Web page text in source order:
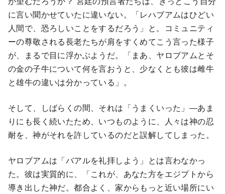
に言い聞かせていたに違いない。「レハブアムはひどい
人間で、恐ろしいことをするだろう」と。コミュニティ
ーの尊敬される長老たちが肩をすくめてこう言った様子
が、まるで目に浮かぶようだ。「まあ、ヤロブアムとそ
の金の子牛について何を言おうと、少なくとも彼は雌牛
と雄牛の違いは分かっている」。
そして、しばらくの間、それは「うまくいった」―あま
りにも長く続いたため、いつものように、人々は神の忍
耐を、神がそれを許しているのだと誤解してしまった。
ヤロブアムは「バアルを礼拝しよう」とは言わなかっ
た。彼は実質的に、「これが、あなた方をエジプトから
導き出した神だ。都合よく、家からもっと近い場所にい